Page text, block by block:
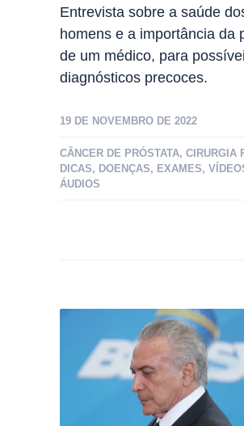
Entrevista sobre a saúde
homens e a importância da
de um médico, para
diagnósticos precoces.
19 DE NOVEMBRO DE 2022
CÂNCER DE PRÓSTATA, CIRURGIA
DICAS, DOENÇAS, EXAMES,
ÁUDIOS